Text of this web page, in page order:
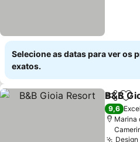
Selecione as datas para ver os
exatos.
Partilhar
B&B
9,6
Marina